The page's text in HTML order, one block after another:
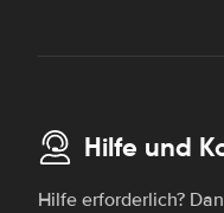
Hilfe und
Hilfe erforderlich?